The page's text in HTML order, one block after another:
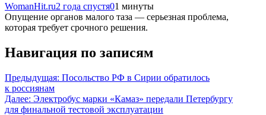
WomanHit.ru2 года спустя01 минуты
Опущение органов малого таза — серьезная проблема,
которая требует срочного решения.
Навигация по записям
Предыдущая: Посольство РФ в Сирии обратилось
к россиянам
Далее: Электробус марки «Камаз» передали Петербургу
для финальной тестовой эксплуатации